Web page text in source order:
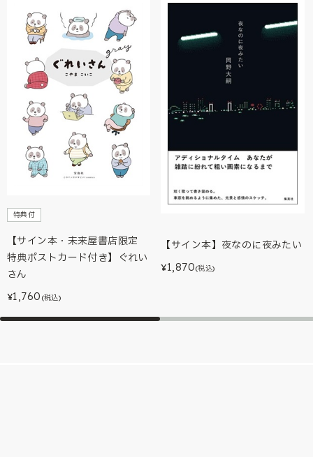
特典付
【サイン本・未来屋書店限定
特典ポストカード付き】ぐれい
さん
¥1,760 (税込)
【サイン本】夜なのに夜みたい
¥1,870(税込)